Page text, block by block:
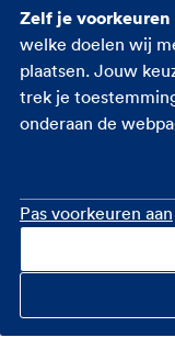
grote auto
ruimte niet
Vraag
In sommige
internationaal
of Sri Lanka. In
niet verplicht.
jouw plaats van
nodig ruim van
Zelf je voorkeuren
welke doelen wij
plaatsen. Jouw
trek je
onderaan de
Pas voorkeuren aan